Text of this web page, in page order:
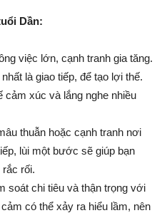
Dần:
việc lớn, cạnh tranh gia tăng.
là giao tiếp, để tạo lợi thế.
cảm xúc và lắng nghe nhiều
thuẫn hoặc cạnh tranh nơi
lùi một bước sẽ giúp bạn
rối.
soát chi tiêu và thận trọng với
có thể xảy ra hiểu lầm, nên